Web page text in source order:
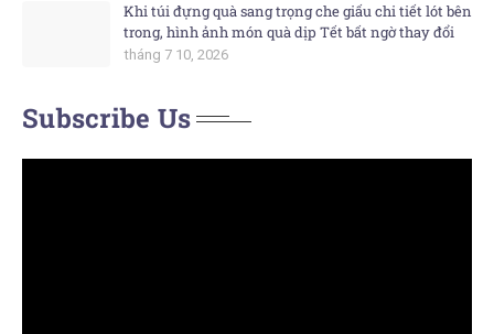
Khi túi đựng quà sang trọng che giấu chi tiết lót bên
trong, hình ảnh món quà dịp Tết bất ngờ thay đổi
tháng 7 10, 2026
Subscribe Us